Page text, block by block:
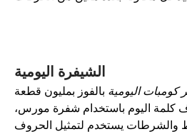
الشيفرة اليومية
اليوميةبالفوز بمليون قطعة
اليوم باستخدام شفرة مورس،
يستخدم لتمثيل الحروف